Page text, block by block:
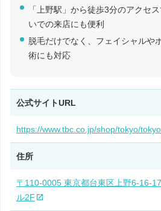
「上野駅」から徒歩3分のアクセ
いでの来店にも便利
脱毛だけでなく、フェイシャルや
術にも対応
公式サイトURL
https://www.tbc.co.jp/shop/tokyo/
住所
〒110-0005 東京都台東区上野6-16-
ル2F